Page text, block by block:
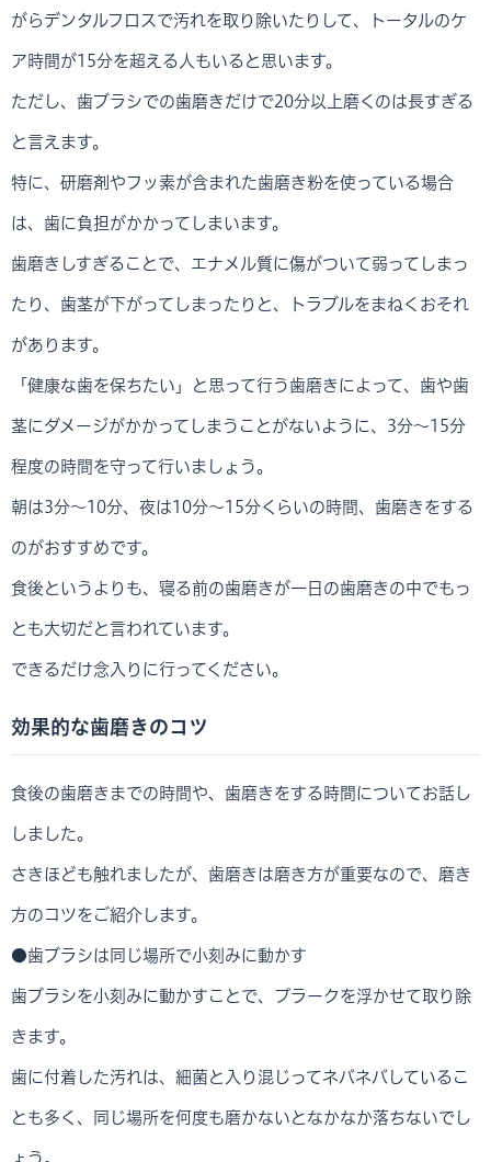
がらデンタルフロスで汚れを取り除いたりして、トータルのケ
ア時間が15分を超える人もいると思います。
ただし、歯ブラシでの歯磨きだけで20分以上磨くのは長すぎる
と言えます。
特に、研磨剤やフッ素が含まれた歯磨き粉を使っている場合
は、歯に負担がかかってしまいます。
歯磨きしすぎることで、エナメル質に傷がついて弱ってしまっ
たり、歯茎が下がってしまったりと、トラブルをまねくおそれ
があります。
「健康な歯を保ちたい」と思って行う歯磨きによって、歯や歯
茎にダメージがかかってしまうことがないように、3分～15分
程度の時間を守って行いましょう。
朝は3分～10分、夜は10分～15分くらいの時間、歯磨きをする
のがおすすめです。
食後というよりも、寝る前の歯磨きが一日の歯磨きの中でもっ
とも大切だと言われています。
できるだけ念入りに行ってください。
効果的な歯磨きのコツ
食後の歯磨きまでの時間や、歯磨きをする時間についてお話し
しました。
さきほども触れましたが、歯磨きは磨き方が重要なので、磨き
方のコツをご紹介します。
●歯ブラシは同じ場所で小刻みに動かす
歯ブラシを小刻みに動かすことで、プラークを浮かせて取り除
きます。
歯に付着した汚れは、細菌と入り混じってネバネバしているこ
とも多く、同じ場所を何度も磨かないとなかなか落ちないでし
ょう。